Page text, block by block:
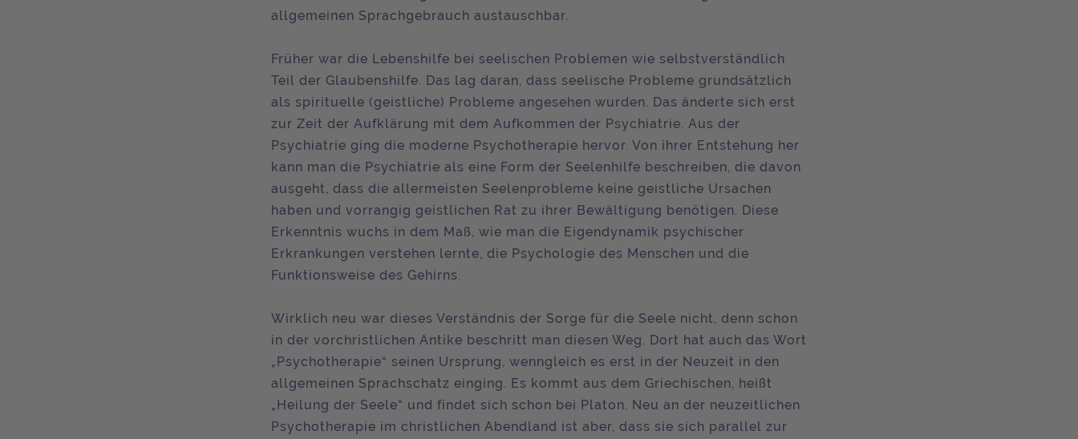
allgemeinen Sprachgebrauch austauschbar.
Früher war die Lebenshilfe bei seelischen Problemen wie selbstverständlich
Teil der Glaubenshilfe. Das lag daran, dass seelische Probleme grundsätzlich
als spirituelle (geistliche) Probleme angesehen wurden. Das änderte sich erst
zur Zeit der Aufklärung mit dem Aufkommen der Psychiatrie. Aus der
Psychiatrie ging die moderne Psychotherapie hervor. Von ihrer Entstehung her
kann man die Psychiatrie als eine Form der Seelenhilfe beschreiben, die davon
ausgeht, dass die allermeisten Seelenprobleme keine geistliche Ursachen
haben und vorrangig geistlichen Rat zu ihrer Bewältigung benötigen. Diese
Erkenntnis wuchs in dem Maß, wie man die Eigendynamik psychischer
Erkrankungen verstehen lernte, die Psychologie des Menschen und die
Funktionsweise des Gehirns.
Wirklich neu war dieses Verständnis der Sorge für die Seele nicht, denn schon
in der vorchristlichen Antike beschritt man diesen Weg. Dort hat auch das Wort
„Psychotherapie“ seinen Ursprung, wenngleich es erst in der Neuzeit in den
allgemeinen Sprachschatz einging. Es kommt aus dem Griechischen, heißt
„Heilung der Seele“ und findet sich schon bei Platon. Neu an der neuzeitlichen
Psychotherapie im christlichen Abendland ist aber, dass sie sich parallel zur